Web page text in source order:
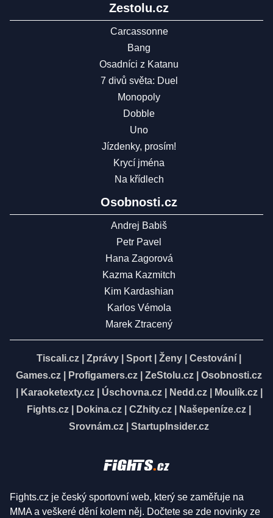
Zestolu.cz
Carcassonne
Bang
Osadníci z Katanu
7 divů světa: Duel
Monopoly
Dobble
Uno
Jízdenky, prosím!
Krycí jména
Na křídlech
Osobnosti.cz
Andrej Babiš
Petr Pavel
Hana Zagorová
Kazma Kazmitch
Kim Kardashian
Karlos Vémola
Marek Ztracený
Tiscali.cz Zprávy Sport Ženy Cestování
Games.cz
Profigamers.cz ZeStolu.cz
Osobnosti.cz
Karaoketexty.cz| Úschovna.cz| Nedd.cz| Moulík.cz|
Fights.cz
Dokina.cz CZhity.cz Našepeníze.cz
Srovnám.cz
StartupInsider.cz
Fights.cz je český sportovní web, který se zaměřuje na
MMA a veškeré dění kolem něj. Dočtete se zde novinky ze